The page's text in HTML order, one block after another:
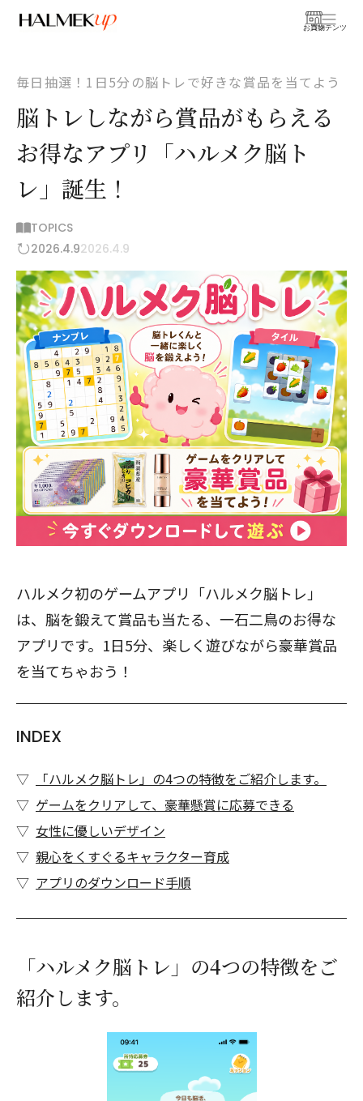
お買物
コンテンツ
毎日抽選！1日5分の脳トレで好きな賞品を当てよう
脳トレしながら賞品がもらえる
お得なアプリ「ハルメク脳ト
レ」誕生！
TOPICS
2026.4.92026.4.9
ハルメク初のゲームアプリ「ハルメク脳トレ」
は、脳を鍛えて賞品も当たる、一石二鳥のお得な
アプリです。1日5分、楽しく遊びながら豪華賞品
を当てちゃおう！
INDEX
「ハルメク脳トレ」の4つの特徴をご紹介します。
ゲームをクリアして、豪華懸賞に応募できる
女性に優しいデザイン
親心をくすぐるキャラクター育成
アプリのダウンロード手順
「ハルメク脳トレ」の4つの特徴をご
紹介します。